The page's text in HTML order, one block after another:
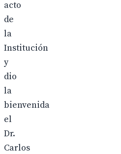
acto
de
la
Institución
y
dio
la
bienvenida
el
Dr.
Carlos